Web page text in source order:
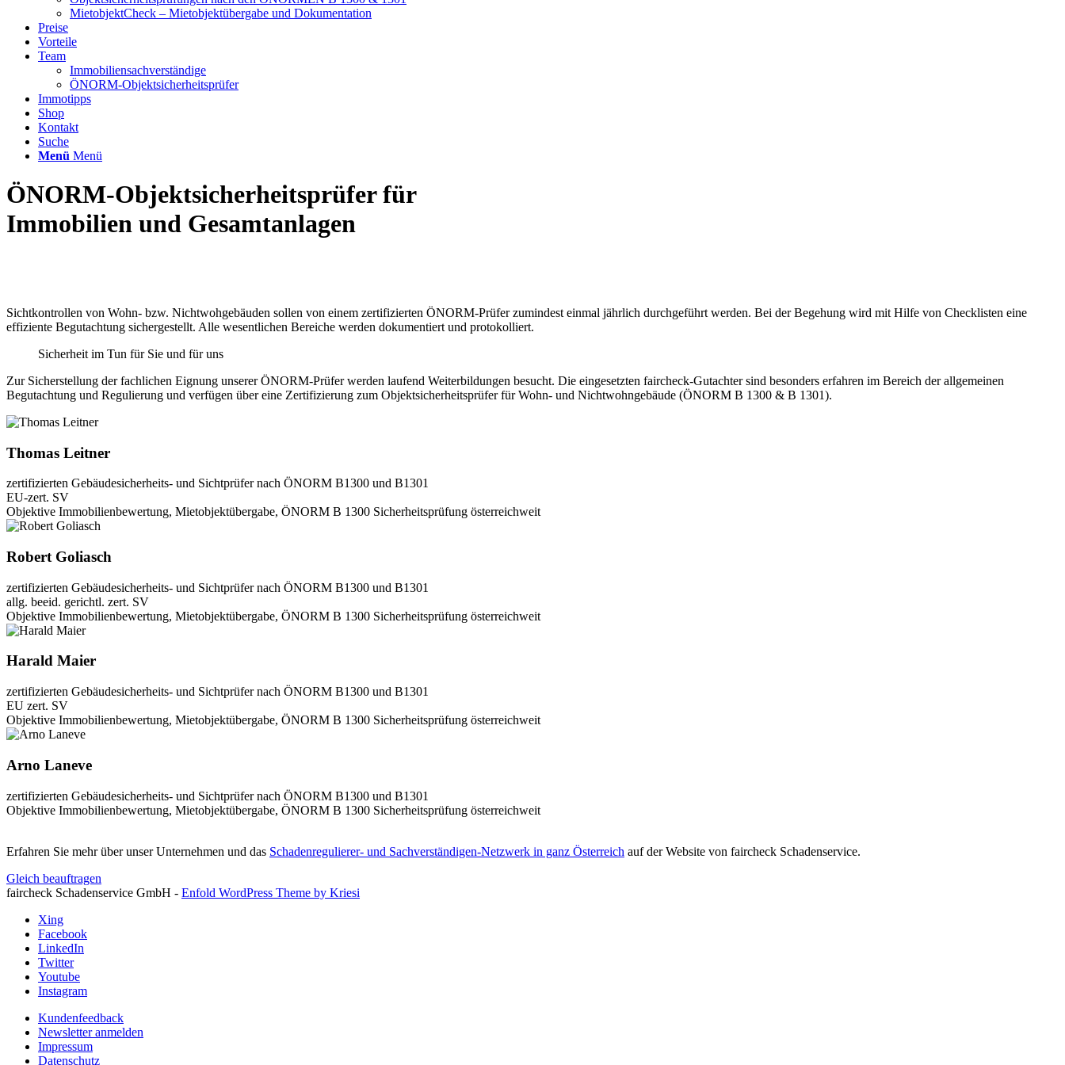
MietobjektCheck – Mietobjektübergabe und Dokumentation
Preise
Vorteile
Team
Immobiliensachverständige
ÖNORM-Objektsicherheitsprüfer
Immotipps
Shop
Kontakt
Suche
Menü Menü
ÖNORM-Objektsicherheitsprüferfür
Immobilien und Gesamtanlagen
Sichtkontrollen von Wohn- bzw. Nichtwohgebäuden sollen von einem zertifizierten ÖNORM-Prüfer zumindest einmal jährlich durchgeführt werden. Bei der Begehung wird mit Hilfe von Checklisten eine
effiziente Begutachtung sichergestellt. Alle wesentlichen Bereiche werden dokumentiert und protokolliert.
Sicherheit im Tun für Sie und für uns
Zur Sicherstellung der fachlichen Eignung unserer ÖNORM-Prüfer werden laufend Weiterbildungen besucht. Die eingesetzten faircheck-Gutachter sind besonders erfahren im Bereich der allgemeinen
Begutachtung und Regulierung und verfügen über eine Zertifizierung zum Objektsicherheitsprüfer für Wohn- und Nichtwohngebäude (ÖNORM B 1300 & B 1301).
Thomas Leitner
zertifizierten Gebäudesicherheits- und Sichtprüfer nach ÖNORM B1300 und B1301
EU-zert. SV
Objektive Immobilienbewertung, Mietobjektübergabe, ÖNORM B 1300 Sicherheitsprüfung österreichweit
Robert Goliasch
zertifizierten Gebäudesicherheits- und Sichtprüfer nach ÖNORM B1300 und B1301
allg. beeid. gerichtl. zert. SV
Objektive Immobilienbewertung, Mietobjektübergabe, ÖNORM B 1300 Sicherheitsprüfung österreichweit
Harald Maier
zertifizierten Gebäudesicherheits- und Sichtprüfer nach ÖNORM B1300 und B1301
EU zert. SV
Objektive Immobilienbewertung, Mietobjektübergabe, ÖNORM B 1300 Sicherheitsprüfung österreichweit
Arno Laneve
zertifizierten Gebäudesicherheits- und Sichtprüfer nach ÖNORM B1300 und B1301
Objektive Immobilienbewertung, Mietobjektübergabe, ÖNORM B 1300 Sicherheitsprüfung österreichweit
Erfahren Sie mehr über unser Unternehmen und das Schadenregulierer- und Sachverständigen-Netzwerk in ganz Österreich auf der Website von faircheck Schadenservice.
Gleich beauftragen
faircheck Schadenservice GmbH - Enfold WordPress Theme by Kriesi
Xing
Facebook
LinkedIn
Twitter
Youtube
Instagram
Kundenfeedback
Newsletter anmelden
Impressum
Datenschutz